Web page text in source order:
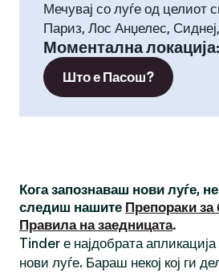
Мечувај со луѓе од целиот
Париз, Лос Анџелес,
Моментална локација:
Што е Пасош?
Кога запознаваш нови луѓе,
следиш нашите Препораки за
Правила на заедницата.
Tinder е најдобрата
нови луѓе. Бараш некој кој ги